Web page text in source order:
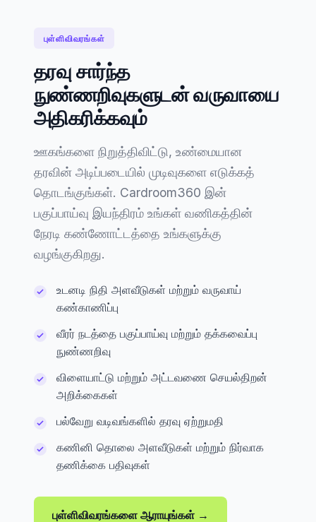
புள்ளிவிவரங்கள்
தரவு சார்ந்த
நுண்ணறிவுகளுடன் வருவாயை
அதிகரிக்கவும்
ஊகங்களை நிறுத்திவிட்டு, உண்மையான
தரவின் அடிப்படையில் முடிவுகளை எடுக்கத்
தொடங்குங்கள். Cardroom360 இன்
பகுப்பாய்வு இயந்திரம் உங்கள் வணிகத்தின்
நேரடி கண்ணோட்டத்தை உங்களுக்கு
வழங்குகிறது.
உடனடி நிதி அளவீடுகள் மற்றும் வருவாய்
கண்காணிப்பு
வீரர் நடத்தை பகுப்பாய்வு மற்றும் தக்கவைப்பு
நுண்ணறிவு
விளையாட்டு மற்றும் அட்டவணை செயல்திறன்
அறிக்கைகள்
பல்வேறு வடிவங்களில் தரவு ஏற்றுமதி
கணினி தொலை அளவீடுகள் மற்றும் நிர்வாக
தணிக்கை பதிவுகள்
புள்ளிவிவரங்களை ஆராயுங்கள் →